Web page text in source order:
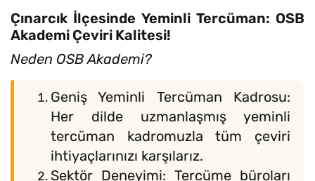
Çınarcık İlçesinde Yeminli Tercüman: OSB
Akademi Çeviri Kalitesi!
Neden OSB Akademi?
Geniş Yeminli Tercüman Kadrosu:
Her dilde uzmanlaşmış yeminli
tercüman kadromuzla tüm çeviri
ihtiyaçlarınızı karşılarız.
Sektör Deneyimi: Tercüme büroları